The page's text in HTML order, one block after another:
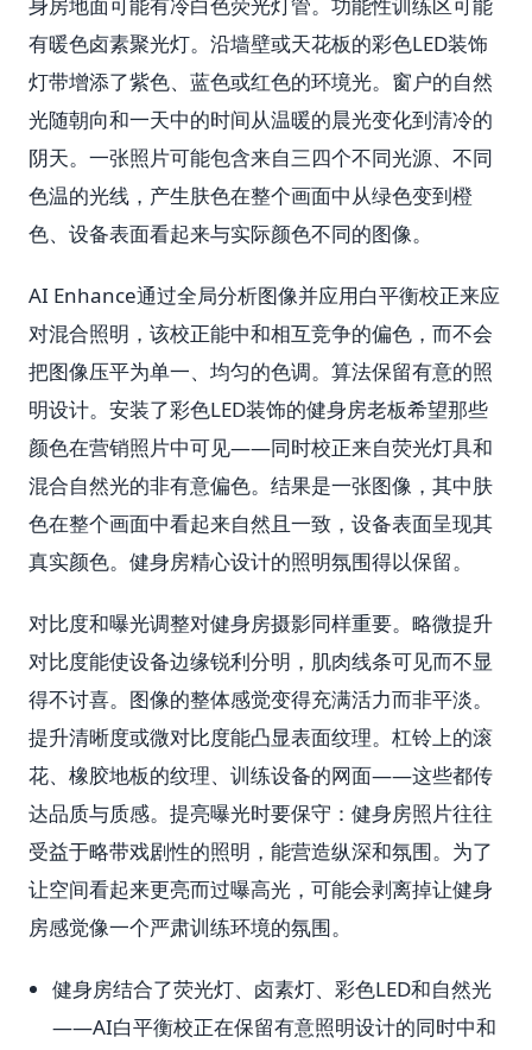
有暖色卤素聚光灯。沿墙壁或天花板的彩色LED装饰
灯带增添了紫色、蓝色或红色的环境光。窗户的自然
光随朝向和一天中的时间从温暖的晨光变化到清冷的
阴天。一张照片可能包含来自三四个不同光源、不同
色温的光线，产生肤色在整个画面中从绿色变到橙
色、设备表面看起来与实际颜色不同的图像。
AI Enhance通过全局分析图像并应用白平衡校正来应
对混合照明，该校正能中和相互竞争的偏色，而不会
把图像压平为单一、均匀的色调。算法保留有意的照
明设计。安装了彩色LED装饰的健身房老板希望那些
颜色在营销照片中可见——同时校正来自荧光灯具和
混合自然光的非有意偏色。结果是一张图像，其中肤
色在整个画面中看起来自然且一致，设备表面呈现其
真实颜色。健身房精心设计的照明氛围得以保留。
对比度和曝光调整对健身房摄影同样重要。略微提升
对比度能使设备边缘锐利分明，肌肉线条可见而不显
得不讨喜。图像的整体感觉变得充满活力而非平淡。
提升清晰度或微对比度能凸显表面纹理。杠铃上的滚
花、橡胶地板的纹理、训练设备的网面——这些都传
达品质与质感。提亮曝光时要保守：健身房照片往往
受益于略带戏剧性的照明，能营造纵深和氛围。为了
让空间看起来更亮而过曝高光，可能会剥离掉让健身
房感觉像一个严肃训练环境的氛围。
健身房结合了荧光灯、卤素灯、彩色LED和自然光
——AI白平衡校正在保留有意照明设计的同时中和